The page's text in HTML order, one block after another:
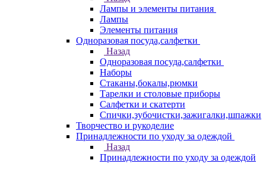
Лампы и элементы питания
Лампы
Элементы питания
Одноразовая посуда,салфетки
Назад
Одноразовая посуда,салфетки
Наборы
Стаканы,бокалы,рюмки
Тарелки и столовые приборы
Салфетки и скатерти
Спички,зубочистки,зажигалки,шпажки
Творчество и рукоделие
Принадлежности по уходу за одеждой
Назад
Принадлежности по уходу за одеждой